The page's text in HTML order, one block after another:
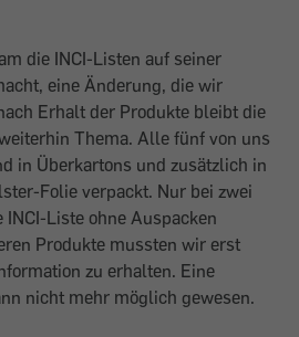
die INCI-Listen auf seiner
eine Änderung, die wir
Erhalt der Produkte bleibt die
Thema. Alle fünf von uns
in Überkartons und zusätzlich in
Folie verpackt. Nur bei zwei
Liste ohne Auspacken
Produkte mussten wir erst
zu erhalten. Eine
nicht mehr möglich gewesen.